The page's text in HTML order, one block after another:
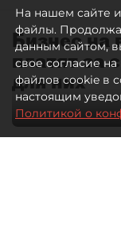
Бизнес на
платят за
для них
На нашем сайте
файлы.
данным сайтом,
свое согласие
файлов cookie в
настоящим
Политикой о